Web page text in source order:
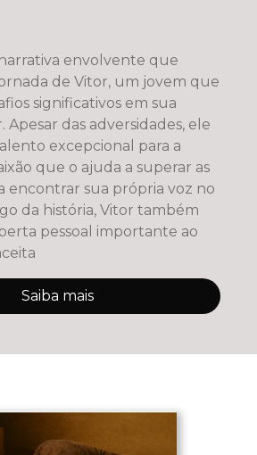
envolvente que
de Vitor, um jovem que
significativos em sua
Apesar das adversidades, ele
excepcional para a
que o ajuda a superar as
encontrar sua própria voz no
da história, Vitor também
pessoal importante ao
Saiba mais